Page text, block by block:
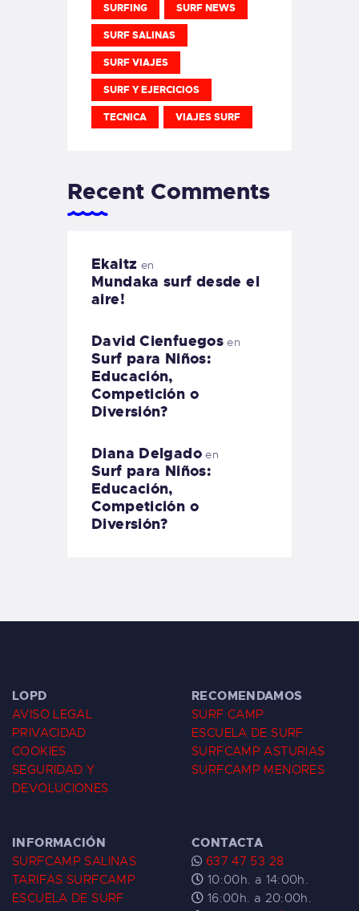
SURFING SURF NEWS
SURF SALINAS
SURF VIAJES
SURF Y EJERCICIOS
TECNICA VIAJES SURF
Recent Comments
Ekaitz en
Mundaka surf desde el
aire!
David Cienfuegos en
Surf para Niños:
Educación,
Competición o
Diversión?
Diana Delgadoen
Surf para Niños:
Educación,
Competición o
Diversión?
LOPD
AVISO LEGAL
PRIVACIDAD
COOKIES
SEGURIDAD Y
DEVOLUCIONES
RECOMENDAMOS
SURF CAMP
ESCUELA DE SURF
SURFCAMP ASTURIAS
SURFCAMP MENORES
INFORMACIÓN
SURFCAMP SALINAS
TARIFAS SURFCAMP
ESCUELA DE SURF
CONTACTA
637 47 53 28
10:00h. a 14:00h.
16:00h. a 20:00h.